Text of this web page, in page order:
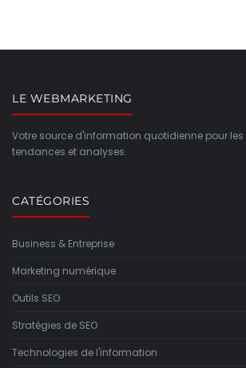
LE WEBMARKETING
Votre source d'information quotidienne pour
tendances et analyses.
CATÉGORIES
Business & Entreprise
Marketing numérique
Outils SEO
Stratégies de SEO
Technologies de l'information